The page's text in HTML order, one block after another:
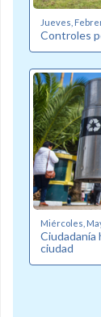
Jueves,
Controles
Miércoles,
Ciudadanía
ciudad